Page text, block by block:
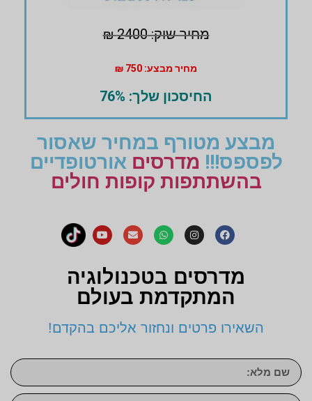
מחיר שוק: 2400 ₪
מחיר מבצע: 750 ₪
החיסכון שלך: 76%
מבצע מטורף במחיר שאסור
לפספס!!! מדרסים אורטופדיים
בהשתתפות קופות חולים
מדרסים בטכנולוגיה
המתקדמת בעולם
השאירו פרטים ונחזור אליכם בהקדם!